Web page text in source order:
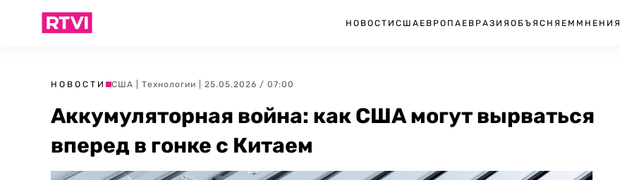
НОВОСТИ США ЕВРОПА ЕВРАЗИЯ ОБЪЯСНЯЕМ МНЕНИЯ
НОВОСТИ США Технологии | 25.05.2026 / 07:00
Аккумуляторная война: как США могут вырваться
вперед в гонке с Китаем